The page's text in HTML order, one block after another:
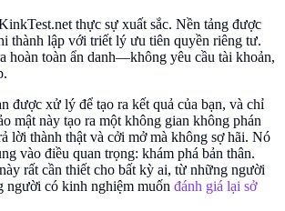
thực sự xuất sắc. Nền tảng được
thành lập với triết lý ưu tiên quyền riêng tư.
hoàn toàn ẩn danh—không yêu cầu tài khoản,
được xử lý để tạo ra kết quả của bạn, và chỉ
mật này tạo ra một không gian không phán
lời thành thật và cởi mở mà không sợ hãi. Nó
vào điều quan trọng: khám phá bản thân.
rất cần thiết cho bất kỳ ai, từ những người
người có kinh nghiệm muốn đánh giá lại sở